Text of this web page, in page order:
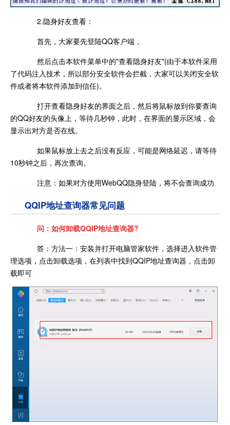
2.隐身好友查看：
首先，大家要先登陆QQ客户端，
然后点击本软件菜单中的"查看隐身好友"(由于本软件采用
了代码注入技术，所以部分安全软件会拦截，大家可以关闭安全软
件或者将本软件添加到信任)。
打开查看隐身好友的界面之后，然后将鼠标放到你要查询
的QQ好友的头像上，等待几秒钟，此时，在界面的显示区域，会
显示出对方是否在线。
如果鼠标放上去之后没有反应，可能是网络延迟，请等待
10秒钟之后，再次查询。
注意：如果对方使用WebQQ隐身登陆，将不会查询成功
QQIP地址查询器常见问题
问：如何卸载QQIP地址查询器?
答：方法一：安装并打开电脑管家软件，选择进入软件管
理选项，点击卸载选项，在列表中找到QQIP地址查询器，点击卸
载即可